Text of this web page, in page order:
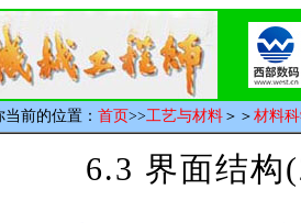
当前的位置： 首页>>工艺与材料 ＞＞ 材料
界面结构